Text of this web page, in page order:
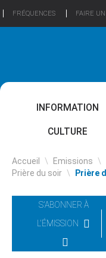
FRÉQUENCES FAIRE UN
INFORMATION
CULTURE
Accueil \ Emissions \
Prière du soir \ Prière
S'ABONNER À
L'ÉMISSION